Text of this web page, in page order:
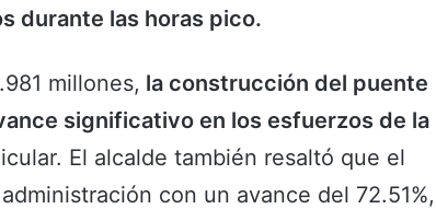
durante las horas pico.
millones, la construcción del puente
significativo en los esfuerzos de la
El alcalde también resaltó que el
con un avance del 72.51%,